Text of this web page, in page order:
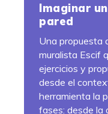
Imaginar
pared
Una propuesta
muralista Escif
ejercicios y
desde el
herramienta la
fases: desde la